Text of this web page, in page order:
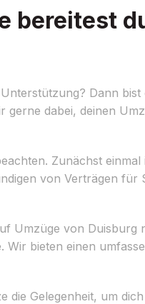
bereitest
Dann bist
gerne dabei, deinen
Zunächst einmal
von Verträgen für
Umzüge von Duisburg
bieten einen
die Gelegenheit, um